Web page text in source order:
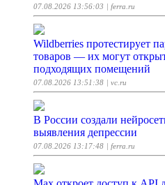
07.08.2026 13:56:03 | ferra.ru
Wildberries протестирует
товаров — их могут
подходящих помещений
07.08.2026 13:51:38 | vc.ru
В России создали
выявления депрессии
07.08.2026 13:17:48 | ferra.ru